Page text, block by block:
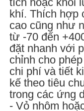
khí. Thích hợp
cao cũng như
từ -70 đến
đặt nhanh với
chỉnh cho
chi phí và tiết
kế theo tiêu
trong các ứng
- Vỏ nhôm